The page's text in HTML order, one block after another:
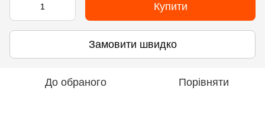
Купити
Замовити швидко
До обраного Порівняти